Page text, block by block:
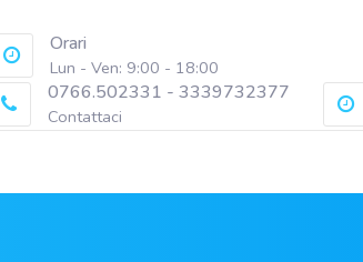
Orari
Lun - Ven: 9:00 - 18:00
0766.502331 - 3339732377
Contattaci